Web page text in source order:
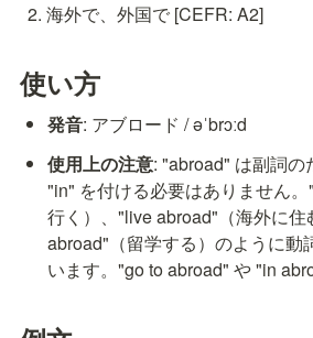
海外で、外国で [CEFR: A2]
使い方
発音: アブロード / əˈbrɔːd
使用上の注意: "abroad" は副詞
"in" を付ける必要はありません
行く）、"live abroad"（海外に住
abroad"（留学する）のように動
います。"go to abroad" や "in